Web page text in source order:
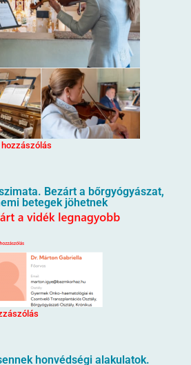
hozzászólás
Bezárt a bőrgyógyászat,
betegek jöhetnek
honvédségi alakulatok.